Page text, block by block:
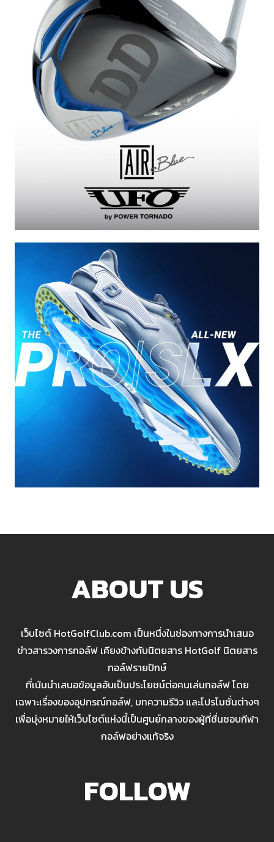
ABOUT US
เว็บไซต์ HotGolfClub.com เป็นหนึ่งในช่องทางการนำเสนอ
ข่าวสารวงการกอล์ฟ เคียงข้างกับนิตยสาร HotGolf นิตยสาร
กอล์ฟรายปักษ์
ที่เน้นนำเสนอข้อมูลอันเป็นประโยชน์ต่อคนเล่นกอล์ฟ โดย
เฉพาะเรื่องของอุปกรณ์กอล์ฟ, บทความรีวิว และโปรโมชั่นต่างๆ
เพื่อมุ่งหมายให้เว็บไซต์แห่งนี้เป็นศูนย์กลางของผู้ที่ชื่นชอบกีฬา
กอล์ฟอย่างแท้จริง
FOLLOW